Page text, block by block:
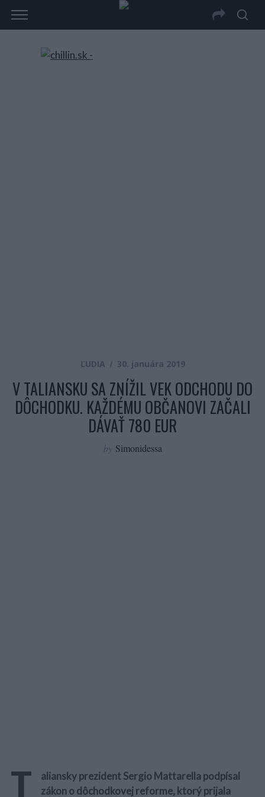
ĽUDIA 30. januára 2019
V TALIANSKU SA ZNÍŽIL VEK ODCHODU DO
DÔCHODKU. KAŽDÉMU OBČANOVI ZAČALI
DÁVAŤ 780 EUR
by Simonidessa
aliansky prezident Sergio Mattarella podpísal
zákon o dôchodkovej reforme, ktorý prijala